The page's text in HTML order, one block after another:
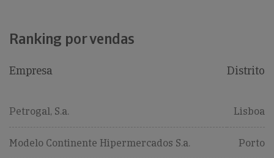
Ranking por vendas
Empresa Distrito
Petrogal, S.a. Lisboa
Modelo Continente Hipermercados S.a. Porto